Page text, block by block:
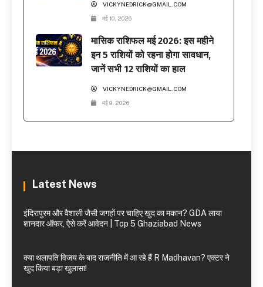
VICKYNEDRICK@GMAIL.COM
मई 10, 2026
मासिक राशिफल मई 2026: इस महीने
इन 5 राशियों को रहना होगा सावधान,
जानें सभी 12 राशियों का हाल
VICKYNEDRICK@GMAIL.COM
मई 9, 2026
Latest News
इंदिरापुरम और वैशाली जैसी जगहों पर चाहिए खुद का मकान? GDA लाया
शानदार ऑफर, ऐसे करें आवेदन | Top 5 Ghaziabad News
क्या थलापति विजय के बाद राजनीति में आ रहे हैं R Madhavan? एक्टर ने
खुद किया बड़ा खुलासा!